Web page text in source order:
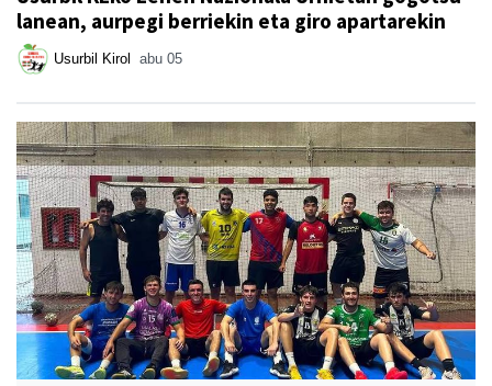
lanean, aurpegi berriekin eta giro apartarekin
Usurbil Kirol abu 05